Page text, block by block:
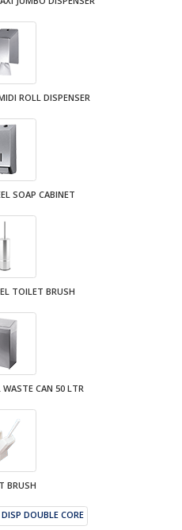
ROLL DISPENSER
SOAP CABINET
TOILET BRUSH
CAN 50 LTR
BRUSH